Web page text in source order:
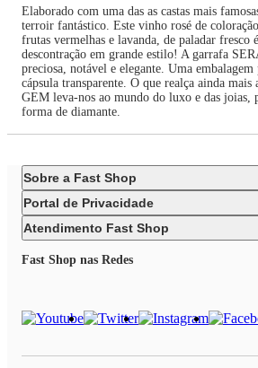
Elaborado com uma das as castas mais
terroir fantástico. Este vinho rosé de
frutas vermelhas e lavanda, de paladar fresco
descontração em grande estilo! A garrafa
preciosa, notável e elegante. Uma
cápsula transparente. O que realça ainda
GEM leva-nos ao mundo do luxo e das joias,
forma de diamante.
Sobre a Fast Shop
Portal de Privacidade
Atendimento Fast Shop
Fast Shop nas Redes